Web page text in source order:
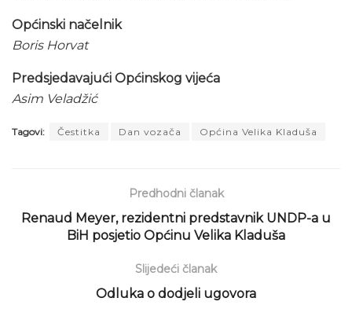
Općinski načelnik
Boris Horvat
Predsjedavajući Općinskog vijeća
Asim Veladžić
Tagovi: Čestitka Dan vozača Općina Velika Kladuša
Predhodni članak
Renaud Meyer, rezidentni predstavnik UNDP-a u
BiH posjetio Općinu Velika Kladuša
Slijedeći članak
Odluka o dodjeli ugovora